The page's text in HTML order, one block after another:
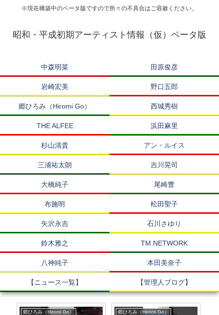
※現在構築中のベータ版ですので所々の不具合はご容赦ください。
昭和・平成初期アーティスト情報（仮）ベータ版
中森明菜 田原俊彦
岩崎宏美 野口五郎
郷ひろみ（Hiromi Go） 西城秀樹
THE ALFEE 浜田麻里
杉山清貴 アン・ルイス
三浦祐太朗 吉川晃司
大橋純子 尾崎豊
布施明 松田聖子
矢沢永吉 石川さゆり
鈴木雅之 TM.NETWORK
八神純子 本田美奈子
【ニュース一覧】 【管理人ブログ】
郷ひろみ（Hiromi Go） 郷ひろみ（Hiromi Go）